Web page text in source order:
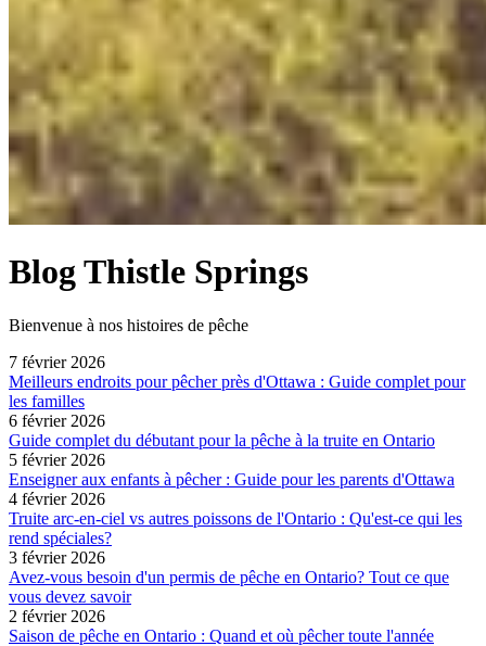
Blog Thistle Springs
Bienvenue à nos histoires de pêche
7 février 2026
Meilleurs endroits pour pêcher près d'Ottawa : Guide complet pour
les familles
6 février 2026
Guide complet du débutant pour la pêche à la truite en Ontario
5 février 2026
Enseigner aux enfants à pêcher : Guide pour les parents d'Ottawa
4 février 2026
Truite arc-en-ciel vs autres poissons de l'Ontario : Qu'est-ce qui les
rend spéciales?
3 février 2026
Avez-vous besoin d'un permis de pêche en Ontario? Tout ce que
vous devez savoir
2 février 2026
Saison de pêche en Ontario : Quand et où pêcher toute l'année